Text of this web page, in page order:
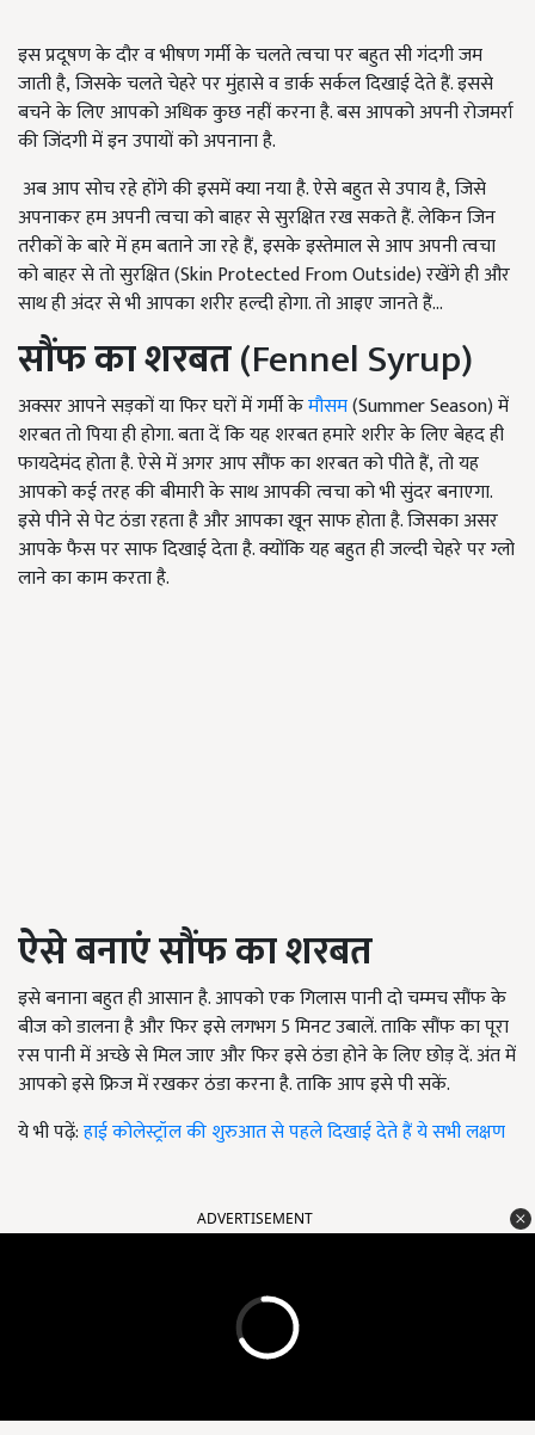
इस प्रदूषण के दौर व भीषण गर्मी के चलते त्वचा पर बहुत सी गंदगी जम
जाती है, जिसके चलते चेहरे पर मुंहासे व डार्क सर्कल दिखाई देते हैं. इससे
बचने के लिए आपको अधिक कुछ नहीं करना है. बस आपको अपनी रोजमर्रा
की जिंदगी में इन उपायों को अपनाना है.
अब आप सोच रहे होंगे की इसमें क्या नया है. ऐसे बहुत से उपाय है, जिसे
अपनाकर हम अपनी त्वचा को बाहर से सुरक्षित रख सकते हैं. लेकिन जिन
तरीकों के बारे में हम बताने जा रहे हैं, इसके इस्तेमाल से आप अपनी त्वचा
को बाहर से तो सुरक्षित (Skin Protected From Outside)रखेंगे ही और
साथ ही अंदर से भी आपका शरीर हल्दी होगा. तो आइए जानते हैं...
सौंफ का शरबत(Fennel Syrup)
अक्सर आपने सड़कों या फिर घरों में गर्मी केमौसम(Summer Season)में
शरबत तो पिया ही होगा. बता दें कि यह शरबत हमारे शरीर के लिए बेहद ही
फायदेमंद होता है. ऐसे में अगर आप सौंफ का शरबत को पीते हैं, तो यह
आपको कई तरह की बीमारी के साथ आपकी त्वचा को भी सुंदर बनाएगा.
इसे पीने से पेट ठंडा रहता है और आपका खून साफ होता है. जिसका असर
आपके फैस पर साफ दिखाई देता है. क्योंकि यह बहुत ही जल्दी चेहरे पर ग्लो
लाने का काम करता है.
ऐसे बनाएं सौंफ का शरबत
इसे बनाना बहुत ही आसान है. आपको एक गिलास पानी दो चम्मच सौंफ के
बीज को डालना है और फिर इसे लगभग 5मिनट उबालें. ताकि सौंफ का पूरा
रस पानी में अच्छे से मिल जाए और फिर इसे ठंडा होने के लिए छोड़ दें. अंत में
आपको इसे फ्रिज में रखकर ठंडा करना है. ताकि आप इसे पी सकें.
ये भी पढ़ें:हाई कोलेस्ट्रॉल की शुरुआत से पहले दिखाई देते हैं ये सभी लक्षण
ADVERTISEMENT